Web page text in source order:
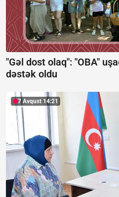
"Gəl dost olaq": "OBA"
dəstək oldu
7 Avqust 14:21